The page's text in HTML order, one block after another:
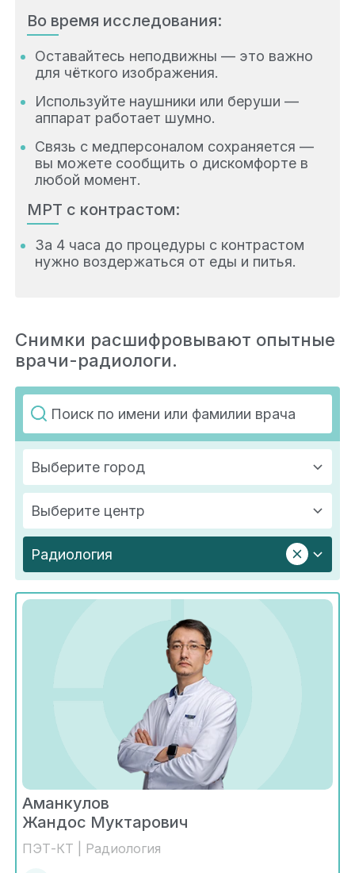
Во время исследования:
Оставайтесь неподвижны — это важно
для чёткого изображения.
Используйте наушники или беруши —
аппарат работает шумно.
Связь с медперсоналом сохраняется —
вы можете сообщить о дискомфорте в
любой момент.
МРТ с контрастом:
За 4 часа до процедуры с контрастом
нужно воздержаться от еды и питья.
Снимки расшифровывают опытные
врачи-радиологи.
Выберите город
Выберите центр
Радиология
Аманкулов
Жандос Муктарович
ПЭТ-КТ | Радиология